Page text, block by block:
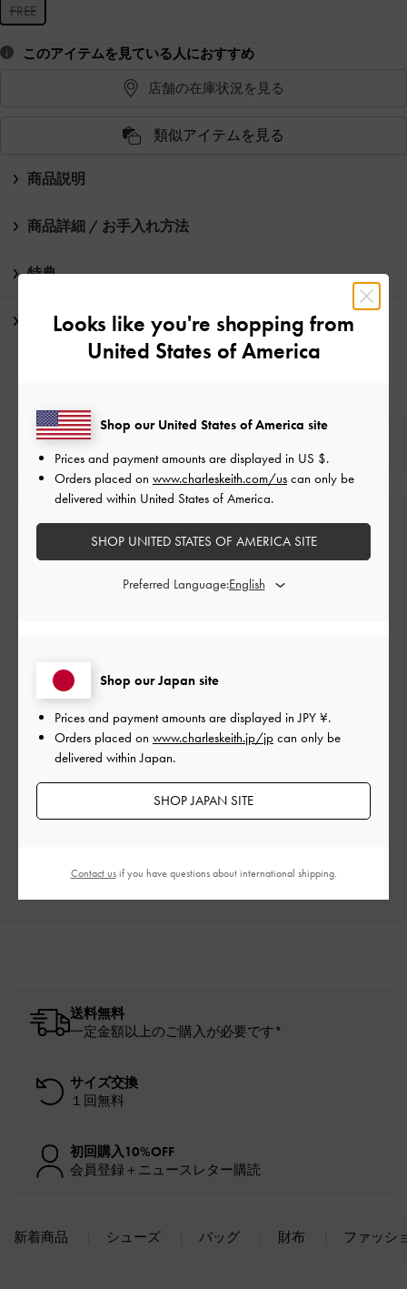
FREE
このアイテムを見ている人におすすめ
店舗の在庫状況を見る
類似アイテムを見る
商品説明
商品詳細 / お手入れ方法
特典
配送 & 返品
レビューは購入した方のみ投稿ができます。
ご感想をお聞かせください
Let us know what you think
送料無料
一定金額以上のご購入が必要です*
サイズ交換
１回無料
初回購入10%OFF
会員登録＋ニュースレター購読
新着商品 シューズ バッグ 財布 ファッシ
Looks like you're shopping from
United States of America
Shop our Japan site
Prices and payment amounts are displayed inJPY ¥.
Orders placed on www.charleskeith.jp/jp can only be
delivered within Japan.
SHOP JAPAN SITE
Shop our United States of America site
Prices and payment amounts are displayed in US $.
Orders placed on www.charleskeith.com/us can only be
delivered within United States of America.
SHOP UNITED STATES OF AMERICA SITE
Preferred Language:
Contact usif you have questions about international shipping.